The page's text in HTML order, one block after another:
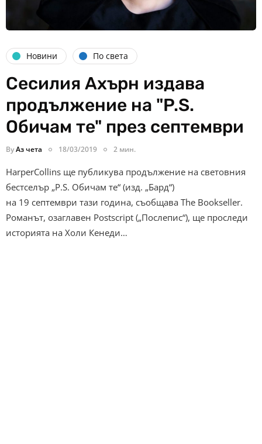
Новини По света
Сесилия Ахърн издава
продължение на "P.S.
Обичам те" през септември
ByАз чета 18/03/2019 2 мин.
HarperCollins ще публикува продължение на световния
бестселър „P.S. Обичам те“ (изд. „Бард“)
на 19 септември тази година, съобщава The Bookseller.
Романът, озаглавен Postscript („Послепис“), ще проследи
историята на Холи Кенеди…